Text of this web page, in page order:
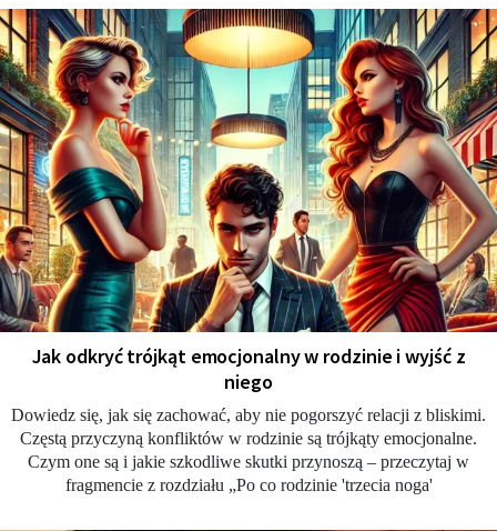
Jak odkryć trójkąt emocjonalny w rodzinie i wyjść z
niego
Dowiedz się, jak się zachować, aby nie pogorszyć relacji z bliskimi.
Częstą przyczyną konfliktów w rodzinie są trójkąty emocjonalne.
Czym one są i jakie szkodliwe skutki przynoszą – przeczytaj w
fragmencie z rozdziału „Po co rodzinie 'trzecia noga'